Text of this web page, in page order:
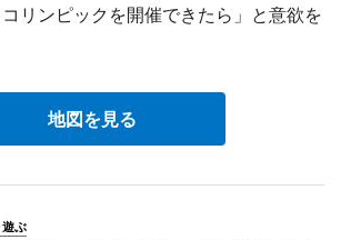
リンピックを開催できたら」と意欲を
地図を見る
遊ぶ